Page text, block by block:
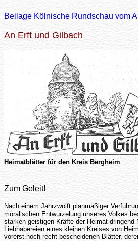
Beilage Kölnische Rundschau vom
An Erft und Gilbach
Heimatblätter für den Kreis Bergheim
Zum Geleit!
Nach einem Jahrzwölft planmäßiger
moralischen Entwurzelung unseres Volkes
starken geistigen Kräfte der Heimat
Liebhabereien eines kleinen Kreises von
vorerst noch recht bescheidenen Blätter,